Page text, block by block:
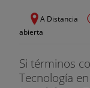
A Distancia
abierta
Si términos
Tecnología